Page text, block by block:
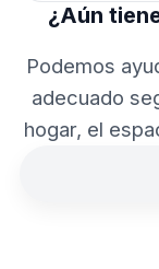
¿Aún
Podemos
adecuado
hogar, el